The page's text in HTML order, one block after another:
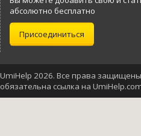
абсолютно бесплатно
Присоединиться
UmiHelp 2026. Все права
обязательна ссылка на